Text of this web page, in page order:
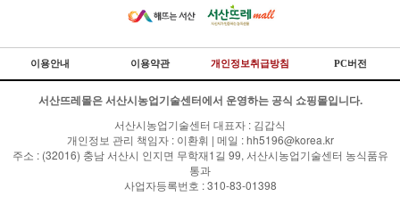
이용안내 이용약관 개인정보취급방침 PC버전
서산뜨레몰은 서산시농업기술센터에서 운영하는 공식 쇼핑몰입니다.
서산시농업기술센터 대표자 : 김갑식
개인정보 관리 책임자 : 이환휘 | 메일 : hh5196@korea.kr
주소 : (32016) 충남 서산시 인지면 무학재1길 99, 서산시농업기술센터 농식품유
통과
사업자등록번호 : 310-83-01398